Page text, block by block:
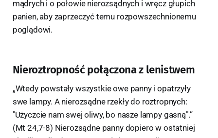
mądrych i o połowie nierozsądnych i wręcz głupich
panien, aby zaprzeczyć temu rozpowszechnionemu
poglądowi.
Nieroztropność połączona z lenistwem
„Wtedy powstały wszystkie owe panny i opatrzyły
swe lampy. A nierozsądne rzekły do roztropnych:
"Użyczcie nam swej oliwy, bo nasze lampy gasną".”
(Mt 24,7-8) Nierozsądne panny dopiero w ostatniej